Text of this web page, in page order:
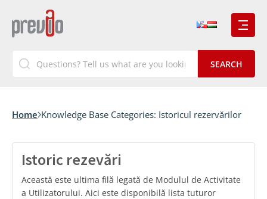
Home Knowledge Base Categories: Istoricul rezervărilor
Istoric rezevări
Această este ultima filă legată de Modulul de Activitate
a Utilizatorului. Aici este disponibilă lista tuturor